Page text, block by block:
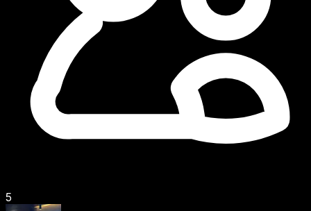
5